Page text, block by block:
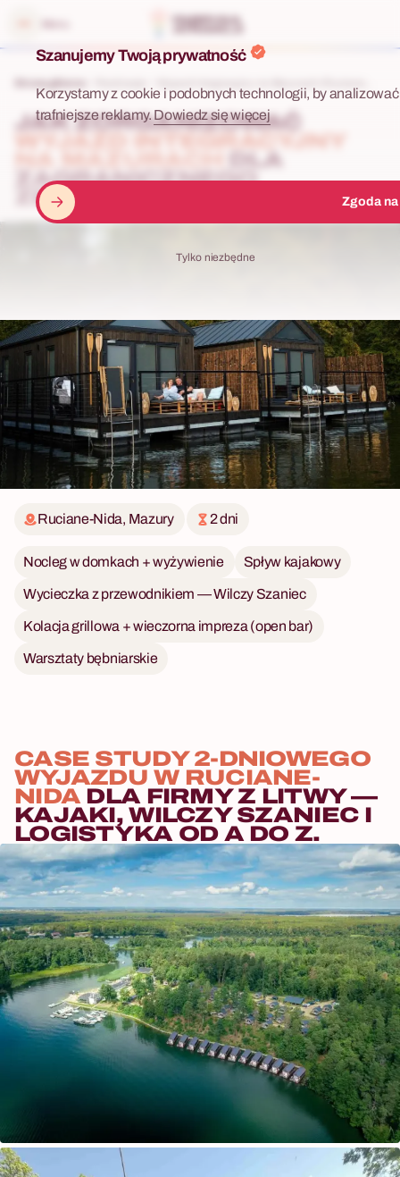
Szanujemy Twoją prywatność
Korzystamy z cookie i podobnych technologii, by
trafniejsze reklamy.Dowiedz się więcej
Tylko niezbędne
Zgoda
JAK ZORGANIZOWAĆ
WYJAZD INTEGRACYJNY
DLA
ZAGRANICZNEGO
ZESPOŁU?
Ruciane-Nida, Mazury 2 dni
Nocleg w domkach + wyżywienie Spływ kajakowy
Wycieczka z przewodnikiem — Wilczy Szaniec
Kolacja grillowa + wieczorna impreza (open bar)
Warsztaty bębniarskie
CASE STUDY 2-DNIOWEGO
WYJAZDU W RUCIANE-
NIDA DLA FIRMY Z LITWY —
KAJAKI, WILCZY SZANIEC I
LOGISTYKA OD A DO Z.